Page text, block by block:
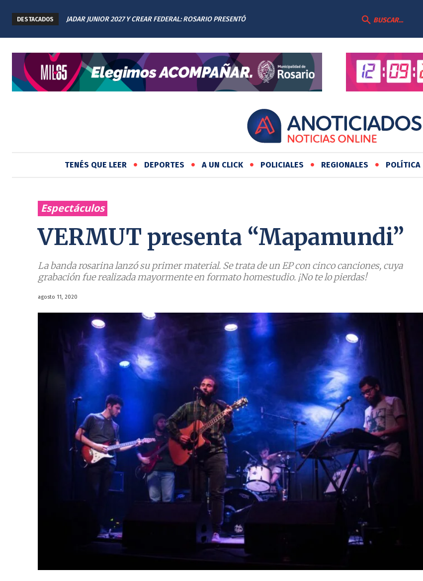
DESTACADOS
JADAR JUNIOR 2027 Y CREAR FEDERAL: ROSARIO PRESENTÓ
BUSCAR...
TENÉS QUE LEER DEPORTES A UN CLICK POLICIALES REGIONALES POLÍTICA
Espectáculos
VERMUT presenta “Mapamundi”
La banda rosarina lanzó su primer material. Se trata de un EP con cinco canciones, cuya
grabación fue realizada mayormente en formato homestudio. ¡No te lo pierdas!
agosto 11, 2020